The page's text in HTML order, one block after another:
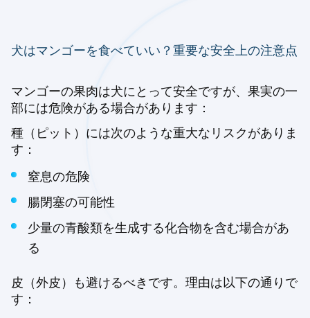
犬はマンゴーを食べていい？重要な安全上の注意点
マンゴーの果肉は犬にとって安全ですが、果実の一
部には危険がある場合があります：
種（ピット）には次のような重大なリスクがありま
す：
窒息の危険
腸閉塞の可能性
少量の青酸類を生成する化合物を含む場合があ
る
皮（外皮）も避けるべきです。理由は以下の通りで
す：